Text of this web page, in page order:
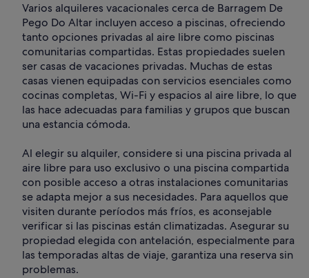
Varios alquileres vacacionales cerca de Barragem De
Pego Do Altar incluyen acceso a piscinas, ofreciendo
tanto opciones privadas al aire libre como piscinas
comunitarias compartidas. Estas propiedades suelen
ser casas de vacaciones privadas. Muchas de estas
casas vienen equipadas con servicios esenciales como
cocinas completas, Wi-Fi y espacios al aire libre, lo que
las hace adecuadas para familias y grupos que buscan
una estancia cómoda.
Al elegir su alquiler, considere si una piscina privada al
aire libre para uso exclusivo o una piscina compartida
con posible acceso a otras instalaciones comunitarias
se adapta mejor a sus necesidades. Para aquellos que
visiten durante períodos más fríos, es aconsejable
verificar si las piscinas están climatizadas. Asegurar su
propiedad elegida con antelación, especialmente para
las temporadas altas de viaje, garantiza una reserva sin
problemas.